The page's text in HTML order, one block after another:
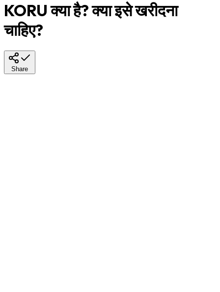
KORU क्या है? क्या इसे खरीदना
चाहिए?
Share